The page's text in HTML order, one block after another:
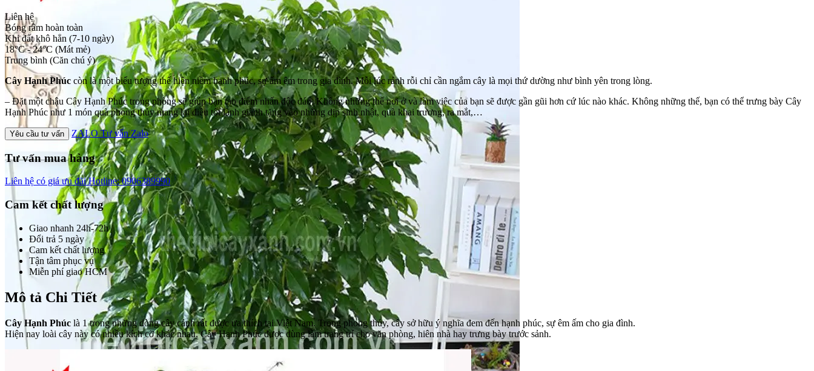
Liên hệ
Bóng râm hoàn toàn
Khi đất khô hẳn (7-10 ngày)
18°C - 24°C (Mát mẻ)
Trung bình (Căn chú ý)
Cây Hạnh Phúc còn là một biểu tượng thể hiện niềm hạnh phúc, sự ấm êm trong gia đình. Mỗi lúc rảnh rỗi chỉ cần ngắm cây là mọi thứ dường như bình yên trong lòng.
– Đặt một chậu Cây Hạnh Phúc trong phòng sẽ giúp bạn tạo điểm nhấn độc đáo. Không những thế nơi ở và làm việc của bạn sẽ được gần gũi hơn cứ lúc nào khác. Không những thế, bạn có thể trưng bày Cây
Hạnh Phúc như 1 món quà phong thủy mang lại điều tốt lành giành tặng vào những dịp sinh nhật, quà khai trương, ra mắt,…
Yêu cầu tư vấn ZALO Tư vấn Zalo
Tư vấn mua hàng
Liên hệ có giá ưu đãiHotline: 0906389990
Cam kết chất lượng
Giao nhanh 24h-72h
Đổi trả 5 ngày
Cam kết chất lượng
Tận tâm phục vụ
Miễn phí giao HCM
Mô tả Chi Tiết
Cây Hạnh Phúc là 1 trong những dòng cây cảnh rất được ưa thích tại Việt Nam. Trong phong thủy, cây sở hữu ý nghĩa đem đến hạnh phúc, sự êm ấm cho gia đình.
Hiện nay loài cây này có nhiều kích cỡ khác nhau, Cây Hạnh Phúc được dùng làm trang trí cho văn phòng, hiên nhà hay trưng bày trước sảnh.